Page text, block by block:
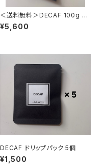
＜送料無料＞DECAF 100g 4
袋
¥5,600
DECAF ドリップパック 5個
¥1,500